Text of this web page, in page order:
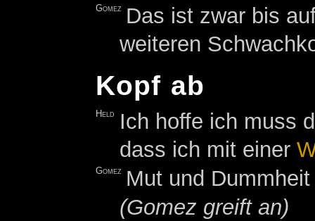
Gomez
Das ist zwar bis
weiteren
Kopf ab
Held
Ich hoffe ich muss
dass ich mit einer
Gomez Mut und
(Gomez greift an)